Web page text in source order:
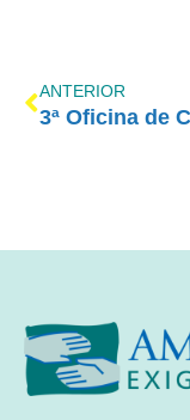
ANTERIOR